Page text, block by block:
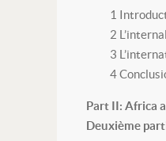
1
2
3
4
Part II: Africa
Deuxième